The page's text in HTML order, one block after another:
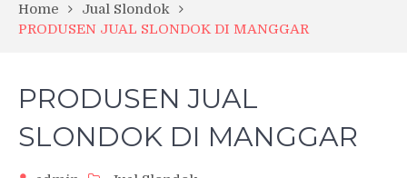
Home
Jual Slondok
PRODUSEN JUAL SLONDOK DI MANGGAR
PRODUSEN JUAL
SLONDOK DI MANGGAR